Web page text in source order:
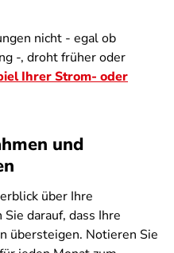
nicht - egal ob
-, droht früher oder
Ihrer Strom- oder
und
über Ihre
darauf, dass Ihre
übersteigen. Notieren Sie